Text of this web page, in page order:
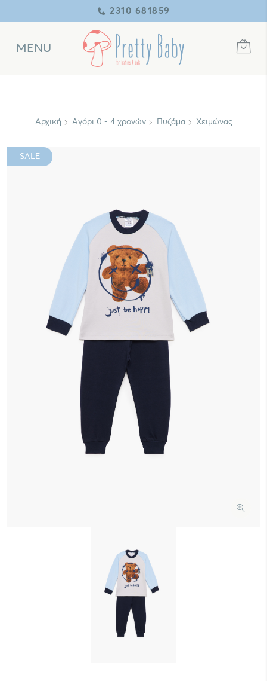
2310 681859
MENU
Αρχική Αγόρι 0 - 4 χρονών Πυζάμα Χειμώνας
SALE